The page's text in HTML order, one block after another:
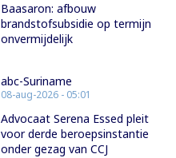
Baasaron: afbouw
brandstofsubsidie op termijn
onvermijdelijk
abc-Suriname
08-aug-2026 - 05:01
Advocaat Serena Essed pleit
voor derde beroepsinstantie
onder gezag van CCJ